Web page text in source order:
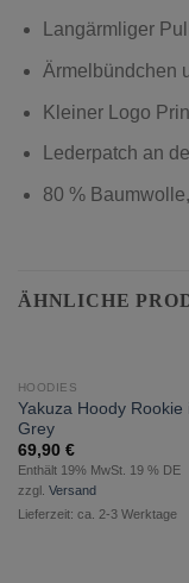
Langärmliger
Ärmelbündchen
Kleiner Logo
Lederpatch an
80 %
ÄHNLICHE
HOODIES
Yakuza Hoody Rookie
Grey
69,90 €
Enthält 19% MwSt. 19 % DE
zzgl. Versand
Lieferzeit: ca. 2-3 Werktage